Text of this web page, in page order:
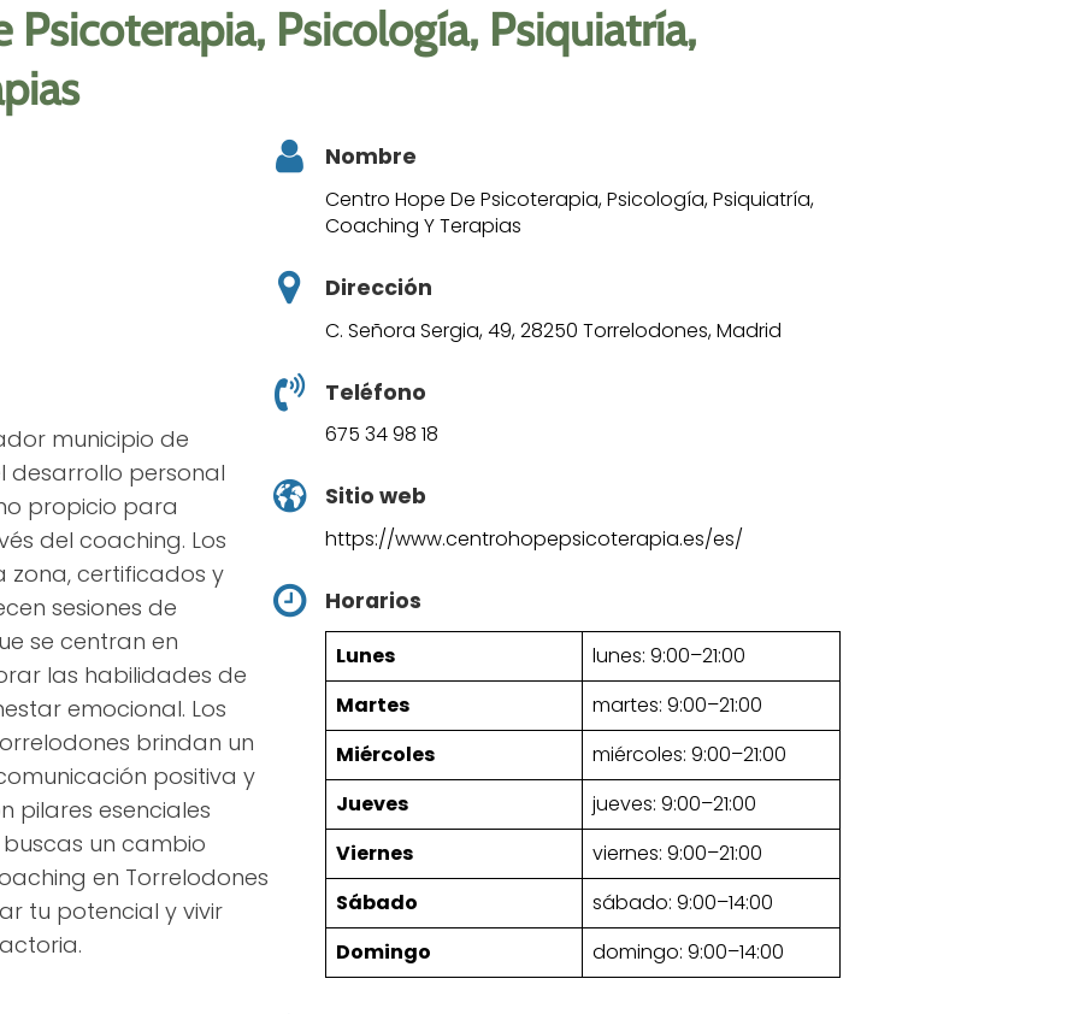
Psicología, Psiquiatría,
municipio de
desarrollo personal
propicio para
del coaching. Los
zona, certificados y
sesiones de
se centran en
las habilidades de
emocional. Los
brindan un
positiva y
pilares esenciales
un cambio
en Torrelodones
tu potencial y vivir
Nombre
Centro Hope De Psicoterapia, Psicología, Psiquiatría,
Coaching Y Terapias
Dirección
C. Señora Sergia, 49, 28250 Torrelodones, Madrid
Teléfono
675 34 98 18
Sitio web
https://www.centrohopepsicoterapia.es/es/
Horarios
Lunes
lunes: 9:00–21:00
Martes
martes: 9:00–21:00
Miércoles
miércoles: 9:00–21:00
Jueves
jueves: 9:00–21:00
Viernes
viernes: 9:00–21:00
Sábado
sábado: 9:00–14:00
Domingo
domingo: 9:00–14:00